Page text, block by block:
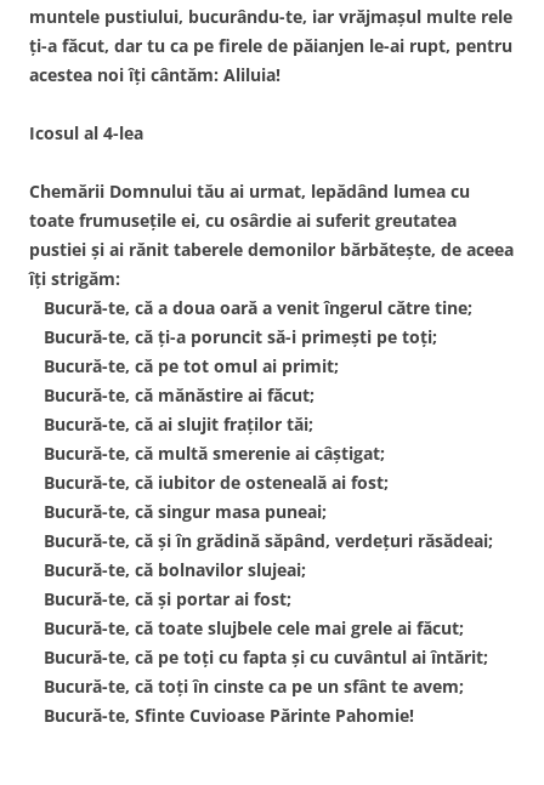
muntele pustiului, bucurându-te, iar vrăjmaşul multe rele
ţi-a făcut, dar tu ca pe firele de păianjen le-ai rupt, pentru
acestea noi îţi cântăm: Aliluia!
Icosul al 4-lea
Chemării Domnului tău ai urmat, lepădând lumea cu
toate frumuseţile ei, cu osârdie ai suferit greutatea
pustiei şi ai rănit taberele demonilor bărbăteşte, de aceea
îţi strigăm:
Bucură-te, că a doua oară a venit îngerul către tine;
Bucură-te, că ţi-a poruncit să-i primeşti pe toţi;
Bucură-te, că pe tot omul ai primit;
Bucură-te, că mănăstire ai făcut;
Bucură-te, că ai slujit fraţilor tăi;
Bucură-te, că multă smerenie ai câştigat;
Bucură-te, că iubitor de osteneală ai fost;
Bucură-te, că singur masa puneai;
Bucură-te, că şi în grădină săpând, verdeţuri răsădeai;
Bucură-te, că bolnavilor slujeai;
Bucură-te, că şi portar ai fost;
Bucură-te, că toate slujbele cele mai grele ai făcut;
Bucură-te, că pe toţi cu fapta şi cu cuvântul ai întărit;
Bucură-te, că toţi în cinste ca pe un sfânt te avem;
Bucură-te, Sfinte Cuvioase Părinte Pahomie!